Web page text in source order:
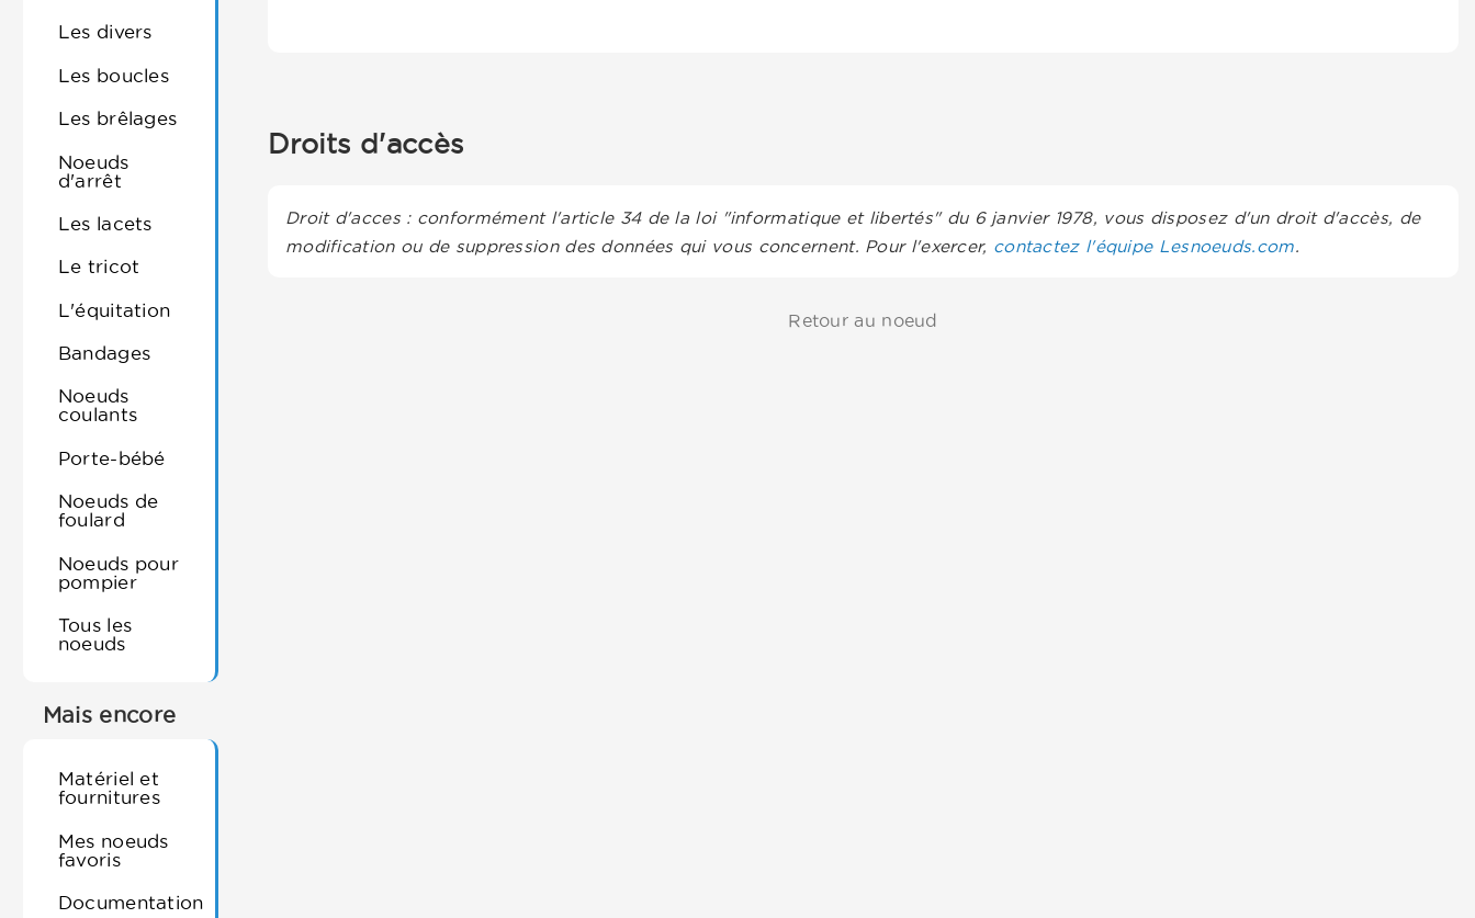
Les divers
Les boucles
Les brêlages
Noeuds
d'arrêt
Les lacets
Le tricot
L'équitation
Bandages
Noeuds
coulants
Porte-bébé
Noeuds de
foulard
Noeuds pour
pompier
Tous les
noeuds
Mais encore
Matériel et
fournitures
Mes noeuds
favoris
Documentation
Droits d'accès
Droit d'acces : conformément l'article 34 de la loi "informatique et libertés" du 6 janvier 1978, vous disposez d'un droit d'accès, de
modification ou de suppression des données qui vous concernent. Pour l'exercer, contactez l'équipe Lesnoeuds.com.
Retour au noeud